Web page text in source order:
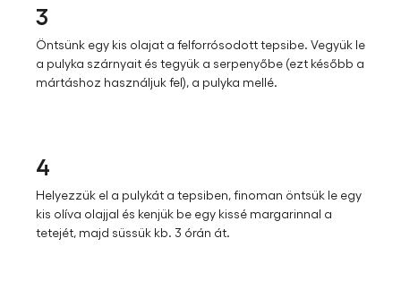
3
Öntsünk egy kis olajat a felforrósodott tepsibe. Vegyük le
a pulyka szárnyait és tegyük a serpenyőbe (ezt később a
mártáshoz használjuk fel), a pulyka mellé.
4
Helyezzük el a pulykát a tepsiben, finoman öntsük le egy
kis olíva olajjal és kenjük be egy kissé margarinnal a
tetejét, majd süssük kb. 3 órán át.